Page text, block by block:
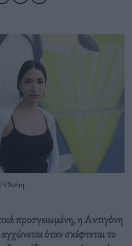
Olafaq
προσγειωμένη, η Αντιγόνη
όταν σκέφτεται το